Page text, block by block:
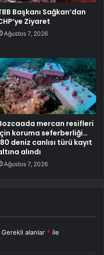
Başkanı Sağkan’dan
Ziyaret
Ağustos 7, 2026
mercan resifleri
koruma seferberliği…
deniz canlısı türü kayıt
alındı
Ağustos 7, 2026
Gerekli alanlar * ile